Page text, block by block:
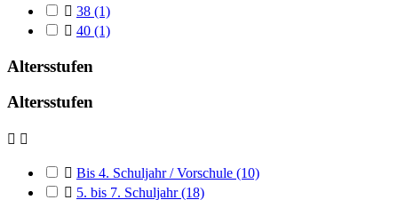
 38 (1)
 40 (1)
Altersstufen
Altersstufen
 
 Bis 4. Schuljahr / Vorschule (10)
 5. bis 7. Schuljahr(18)